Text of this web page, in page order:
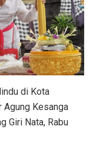
di Kota
Agung Kesanga
Giri Nata, Rabu